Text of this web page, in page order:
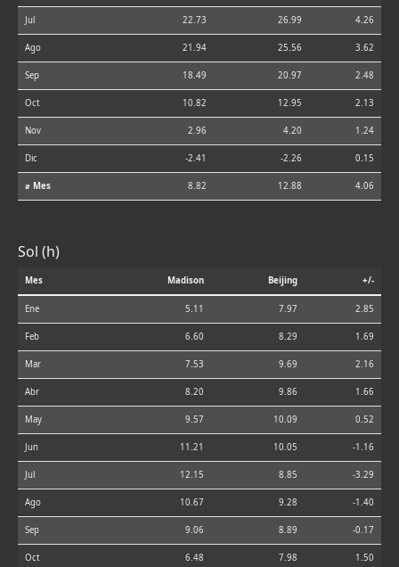
Jul 22.73 26.99 4.26
Ago 21.94 25.56 3.62
Sep 18.49 20.97 2.48
Oct 10.82 12.95 2.13
Nov 2.96 4.20 1.24
Dic -2.41 -2.26 0.15
⌀ Mes 8.82 12.88 4.06
Sol (h)
Mes Madison Beijing +/-
Ene 5.11 7.97 2.85
Feb 6.60 8.29 1.69
Mar 7.53 9.69 2.16
Abr 8.20 9.86 1.66
May 9.57 10.09 0.52
Jun 11.21 10.05 -1.16
Jul 12.15 8.85 -3.29
Ago 10.67 9.28 -1.40
Sep 9.06 8.89 -0.17
Oct 6.48 7.98 1.50